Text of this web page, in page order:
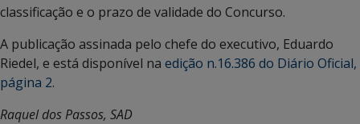
classificação e o prazo de validade do Concurso.
A publicação assinada pelo chefe do executivo, Eduardo
Riedel, e está disponível na edição n.16.386 do Diário Oficial,
página 2.
Raquel dos Passos, SAD